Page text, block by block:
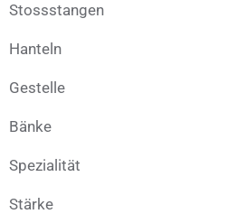
Stossstangen
Hanteln
Gestelle
Bänke
Spezialität
Stärke